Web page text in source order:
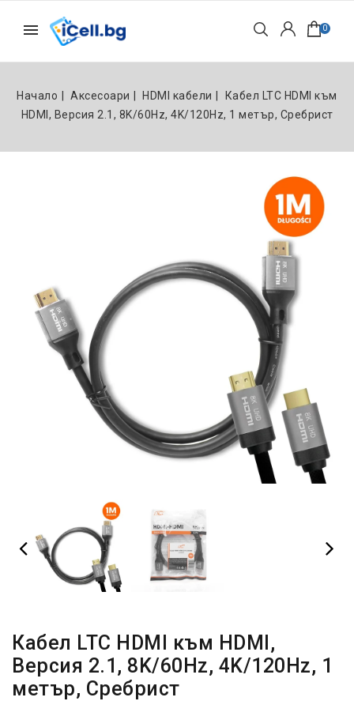
0
Начало Аксесоари HDMI кабели
Кабел LTC HDMI към
HDMI, Версия 2.1, 8K/60Hz, 4K/120Hz, 1 метър, Сребрист
Кабел LTC HDMI към HDMI,
Версия 2.1, 8K/60Hz, 4K/120Hz, 1
метър, Сребрист